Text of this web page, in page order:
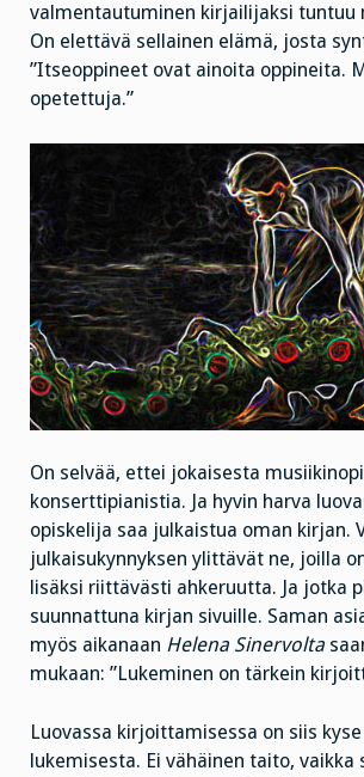
valmentautuminen kirjailijaksi tuntuu
On elettävä sellainen elämä, josta
”Itseoppineet ovat ainoita oppineita.
opetettuja.”
On selvää, ettei jokaisesta
konserttipianistia. Ja hyvin harva
opiskelija saa julkaistua oman kirjan.
julkaisukynnyksen ylittävät ne, joilla
lisäksi riittävästi ahkeruutta. Ja jotka
suunnattuna kirjan sivuille. Saman
myös aikanaan Helena Sinervolta
mukaan: ”Lukeminen on tärkein
Luovassa kirjoittamisessa on siis
lukemisesta. Ei vähäinen taito, vaikka